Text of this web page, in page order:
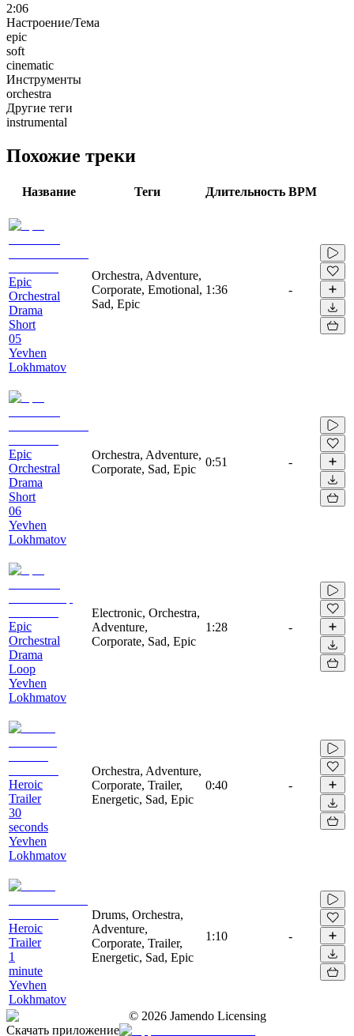
2:06
Настроение/Тема
epic
soft
cinematic
Инструменты
orchestra
Другие теги
instrumental
Похожие треки
Название Теги Длительность BPM
Epic
Orchestral
Drama
Short
05
Yevhen
Lokhmatov
Orchestra, Adventure,
Corporate, Emotional,
Sad, Epic
1:36 -
Epic
Orchestral
Drama
Short
06
Yevhen
Lokhmatov
Orchestra, Adventure,
Corporate, Sad, Epic
0:51 -
Epic
Orchestral
Drama
Loop
Yevhen
Lokhmatov
Electronic, Orchestra,
Adventure,
Corporate, Sad, Epic
1:28 -
Heroic
Trailer
30
seconds
Yevhen
Lokhmatov
Orchestra, Adventure,
Corporate, Trailer,
Energetic, Sad, Epic
0:40 -
Heroic
Trailer
1
minute
Yevhen
Lokhmatov
Drums, Orchestra,
Adventure,
Corporate, Trailer,
Energetic, Sad, Epic
1:10 -
© 2026 Jamendo Licensing
Скачать приложение